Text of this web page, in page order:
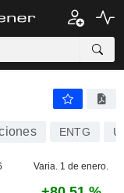
152,08
ENTG
Varia. 1 de enero.